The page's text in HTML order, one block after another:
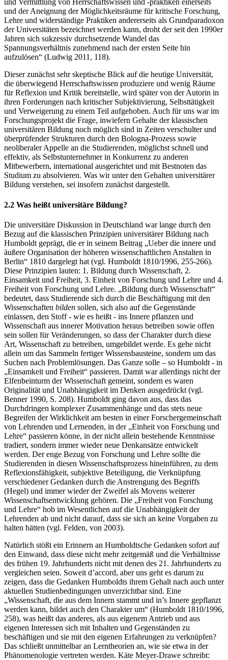
und Vermittlung von Herrschaftswissen und -praktiken einerseits
und der Aneignung der Möglichkeitsräume für kritische Forschung,
Lehre und widerständige Praktiken andererseits als Grundparadoxon
der Universitäten bezeichnet werden kann, droht der seit den 1990er
Jahren sich sukzessiv durchsetzende Wandel das
Spannungsverhältnis zunehmend nach der ersten Seite hin
aufzulösen“ (Ludwig 2011, 118).
Dieser zunächst sehr skeptische Blick auf die heutige Universität,
die überwiegend Herrschaftswissen produziere und wenig Räume
für Reflexion und Kritik bereitstelle, wird später von der Autorin in
ihren Forderungen nach kritischer Subjektivierung, Selbsttätigkeit
und Verweigerung zu einem Teil aufgehoben. Auch für uns war im
Forschungsprojekt die Frage, inwiefern Gehalte der klassischen
universitären Bildung noch möglich sind in Zeiten verschulter und
überprüfender Strukturen durch den Bologna-Prozess sowie
neoliberaler Appelle an die Studierenden, möglichst schnell und
effektiv, als Selbstunternehmer in Konkurrenz zu anderen
Mitbewerbern, international ausgerichtet und mit Bestnoten das
Studium zu absolvieren. Was wir unter den Gehalten universitärer
Bildung verstehen, sei insofern zunächst dargestellt.
2.2 Was heißt universitäre Bildung?
Die universitäre Diskussion in Deutschland war lange durch den
Bezug auf die klassischen Prinzipien universitärer Bildung nach
Humboldt geprägt, die er in seinem Beitrag „Ueber die innere und
äußere Organisation der höheren wissenschaftlichen Anstalten in
Berlin“ 1810 dargelegt hat (vgl. Humboldt 1810/1996, 255-266).
Diese Prinzipien lauten: 1. Bildung durch Wissenschaft, 2.
Einsamkeit und Freiheit, 3. Einheit von Forschung und Lehre und 4.
Freiheit von Forschung und Lehre. „Bildung durch Wissenschaft“
bedeutet, dass Studierende sich durch die Beschäftigung mit den
Wissenschaften bilden sollen, sich also auf die Gegenstände
einlassen, den Stoff - wie es heißt - ins Innere pflanzen und
Wissenschaft aus innerer Motivation heraus betreiben sowie offen
sein sollen für Veränderungen, so dass der Charakter durch diese
Art, Wissenschaft zu betreiben, umgebildet werde. Es gehe nicht
allein um das Sammeln fertiger Wissensbausteine, sondern um das
Suchen nach Problemlösungen. Das Ganze solle – so Humboldt - in
„Einsamkeit und Freiheit“ passieren. Damit war allerdings nicht der
Elfenbeinturm der Wissenschaft gemeint, sondern es waren
Originalität und Unabhängigkeit im Denken ausgedrückt (vgl.
Benner 1990, S. 208). Humboldt ging davon aus, dass das
Durchdringen komplexer Zusammenhänge und das stets neue
Begreifen der Wirklichkeit am besten in einer Forschergemeinschaft
von Lehrenden und Lernenden, in der „Einheit von Forschung und
Lehre“ passieren könne, in der nicht allein bestehende Kenntnisse
tradiert, sondern immer wieder neue Denkansätze entwickelt
werden. Der enge Bezug von Forschung und Lehre sollte die
Studierenden in diesen Wissenschaftsprozess hineinführen, zu dem
Reflexionsfähigkeit, subjektive Beteiligung, die Verknüpfung
verschiedener Gedanken durch die Anstrengung des Begriffs
(Hegel) und immer wieder der Zweifel als Movens weiterer
Wissenschaftsentwicklung gehören. Die „Freiheit von Forschung
und Lehre“ hob im Wesentlichen auf die Unabhängigkeit der
Lehrenden ab und nicht darauf, dass sie sich an keine Vorgaben zu
halten hätten (vgl. Felden, von 2003).
Natürlich stößt ein Erinnern an Humboldtsche Gedanken sofort auf
den Einwand, dass diese nicht mehr zeitgemäß und die Verhältnisse
des frühen 19. Jahrhunderts nicht mit denen des 21. Jahrhunderts zu
vergleichen seien. Soweit d’accord, aber uns geht es darum zu
zeigen, dass die Gedanken Humboldts ihrem Gehalt nach auch unter
aktuellen Studienbedingungen unverzichtbar sind. Eine
„Wissenschaft, die aus dem Innern stammt und in’s Innere gepflanzt
werden kann, bildet auch den Charakter um“ (Humboldt 1810/1996,
258), was heißt das anderes, als aus eigenem Antrieb und aus
eigenen Interessen sich mit Inhalten und Gegenständen zu
beschäftigen und sie mit den eigenen Erfahrungen zu verknüpfen?
Das schließt unmittelbar an Lerntheorien an, wie sie etwa in der
Phänomenologie vertreten werden. Käte Meyer-Drawe schreibt: